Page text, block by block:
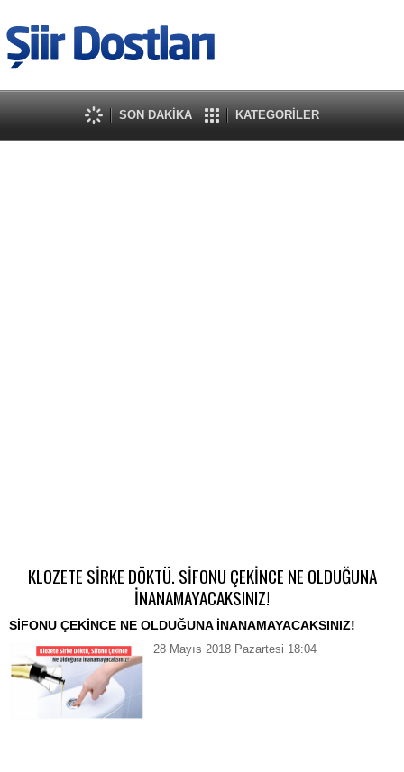
SON DAKİKA KATEGORİLER
KLOZETE SİRKE DÖKTÜ. SİFONU ÇEKİNCE NE OLDUĞUNA
İNANAMAYACAKSINIZ!
SİFONU ÇEKİNCE NE OLDUĞUNA İNANAMAYACAKSINIZ!
28 Mayıs 2018 Pazartesi 18:04